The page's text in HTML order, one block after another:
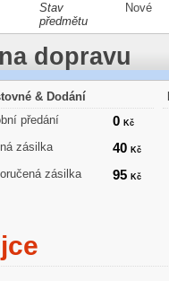
Stav
předmětu
Nové
dopravu
& Dodání
předání
0 Kč
zásilka 40 Kč
zásilka 95 Kč